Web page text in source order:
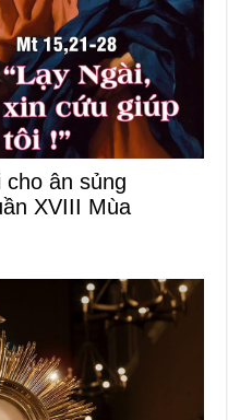
ân sủng
XVIII Mùa